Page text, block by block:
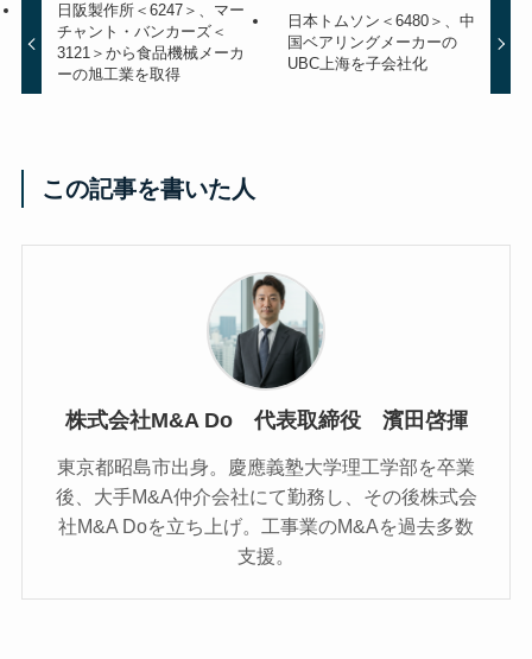
日阪製作所＜6247＞、マー
チャント・バンカーズ＜
3121＞から食品機械メーカ
ーの旭工業を取得
日本トムソン＜6480＞、中
国ベアリングメーカーの
UBC上海を子会社化
この記事を書いた人
株式会社M&A Do 代表取締役 濱田啓揮
東京都昭島市出身。慶應義塾大学理工学部を卒業
後、大手M&A仲介会社にて勤務し、その後株式会
社M&A Doを立ち上げ。工事業のM&Aを過去多数
支援。